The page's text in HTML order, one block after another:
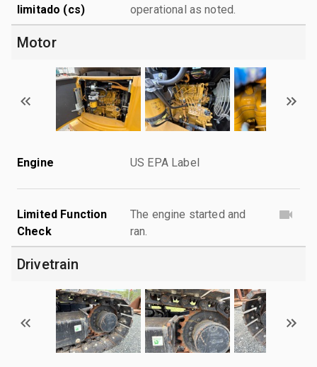
limitado (cs)
operational as noted.
Motor
Engine US EPA Label
Limited Function
Check
The engine started and
ran.
Drivetrain